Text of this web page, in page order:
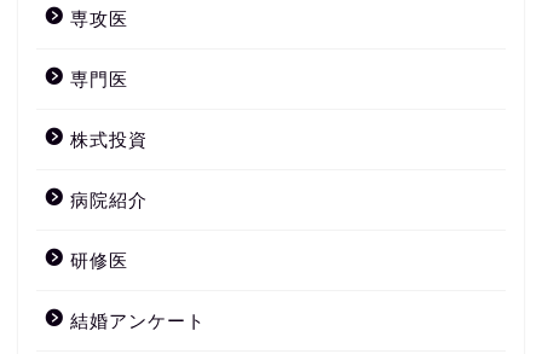
専攻医
専門医
株式投資
病院紹介
研修医
結婚アンケート